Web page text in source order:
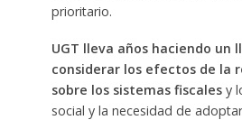
prioritario.
UGT lleva años haciendo un
considerar los efectos de la
sobre los sistemas fiscalesy
social y la necesidad de